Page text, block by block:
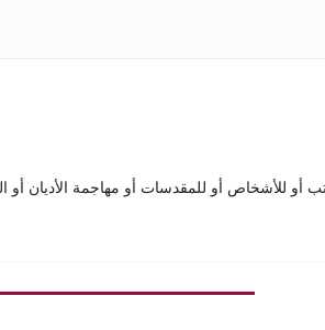
أو للأشخاص أو للمقدسات أو مهاجمة الأديان أو